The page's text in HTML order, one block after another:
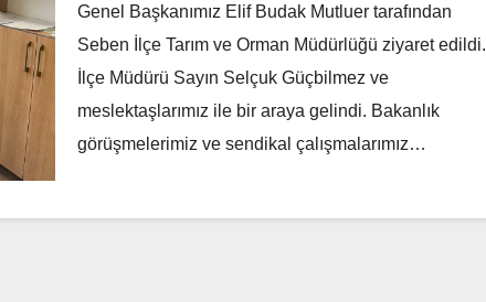
Genel Başkanımız Elif Budak Mutluer tarafından
Seben İlçe Tarım ve Orman Müdürlüğü ziyaret edildi.
İlçe Müdürü Sayın Selçuk Güçbilmez ve
meslektaşlarımız ile bir araya gelindi. Bakanlık
görüşmelerimiz ve sendikal çalışmalarımız…